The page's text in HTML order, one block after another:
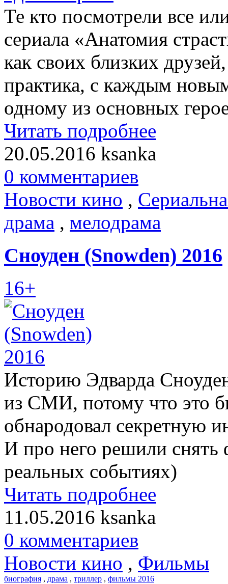
Те кто посмотрели все
сериала «Анатомия
как своих близких
практика, с каждым
одному из основных
Читать подробнее
20.05.2016 ksanka
0 комментариев
Новости кино ,
драма , мелодрама
Сноуден (Snowden) 2016
16+
Историю Эдварда
из СМИ, потому что это
обнародовал
И про него решили
реальных событиях)
Читать подробнее
11.05.2016 ksanka
0 комментариев
Новости кино , Фильмы
биография , драма , триллер , фильмы 2016